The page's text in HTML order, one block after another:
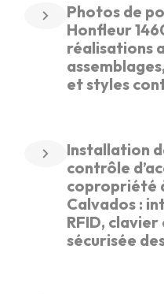
Photos de
Honfleur
réalisations
et styles
Installation
contrôle
copropriété
Calvados :
RFID,
sécurisée